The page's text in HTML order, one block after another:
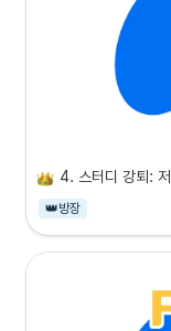
4. 스터디 강퇴:
👑방장